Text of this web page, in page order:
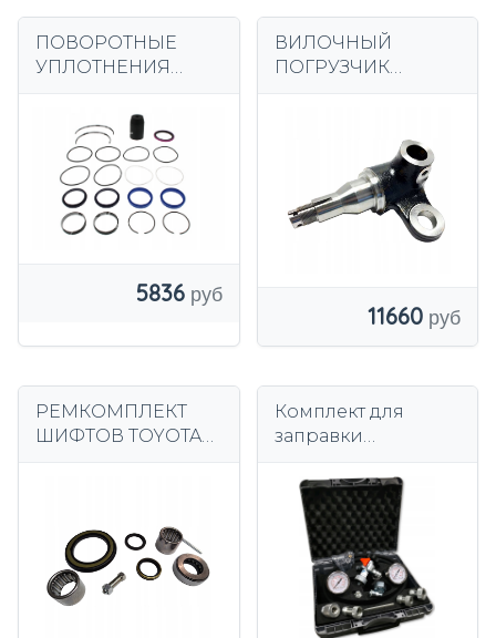
ПОВОРОТНЫЕ
УПЛОТНЕНИЯ
0009608087
5836
ВИЛОЧНЫЙ
ПОГРУЗЧИК
головкой СПРАВА
11660
РЕМКОМПЛЕКТ
ШИФТОВ TOYOTA
Комплект для
заправки
ИТАЛЬЯНСКИЙ
OMT